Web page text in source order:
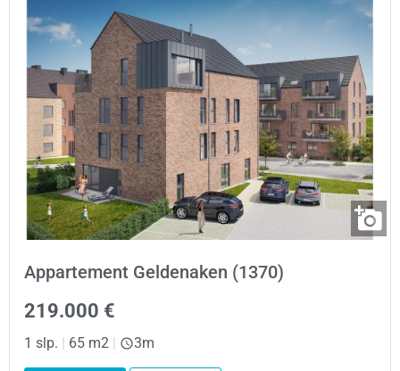
Appartement Geldenaken (1370)
219.000 €
1 slp. 65 m2 3m